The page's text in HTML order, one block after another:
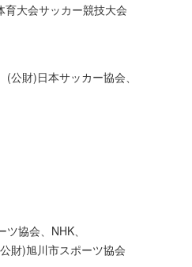
大会サッカー競技大会
公財)日本サッカー協会、
協会、NHK、
財)旭川市スポーツ協会